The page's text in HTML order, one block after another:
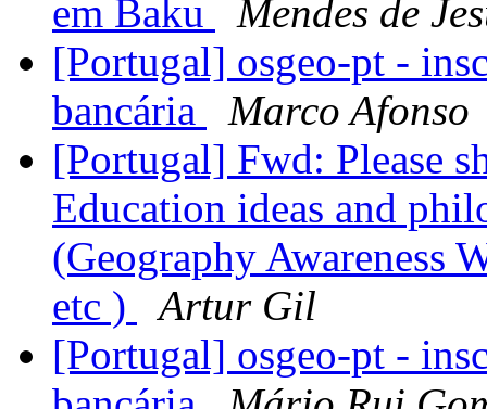
em Baku
Mendes de
[Portugal] osgeo-pt -
bancária
Marco Afonso
[Portugal] Fwd: Please
Education ideas and
(Geography Awareness
etc )
Artur Gil
[Portugal] osgeo-pt -